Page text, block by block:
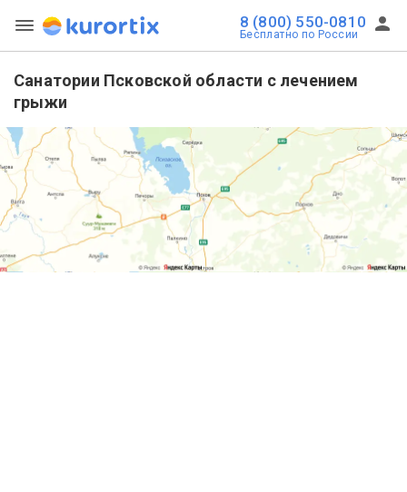
8 (800) 550-0810
Бесплатно по России
Санатории Псковской области с лечением
грыжи